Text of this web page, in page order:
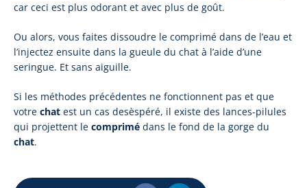
car ceci est plus odorant et avec plus de goût.
Ou alors, vous faites dissoudre le comprimé dans de l’eau et
l’injectez ensuite dans la gueule du chat à l’aide d’une
seringue. Et sans aiguille.
Si les méthodes précédentes ne fonctionnent pas et que
votre chat est un cas desèspéré, il existe des lances-pilules
qui projettent le comprimé dans le fond de la gorge du
chat.